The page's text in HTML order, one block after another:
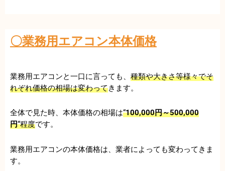
〇業務用エアコン本体価格
業務用エアコンと一口に言っても、 種類や大きさ等様々でそ
れぞれ価格の相場は変わってきます。
全体で見た時、本体価格の相場は“100,000円～500,000
円“程度です。
業務用エアコンの本体価格は、業者によっても変わってきま
す。